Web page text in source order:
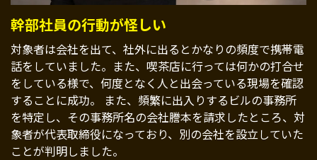
幹部社員の行動が怪しい
対象者は会社を出て、社外に出るとかなりの頻度で携帯電
話をしていました。また、喫茶店に行っては何かの打合せ
をしている様で、何度となく人と出会っている現場を確認
することに成功。 また、頻繁に出入りするビルの事務所
を特定し、その事務所名の会社謄本を請求したところ、対
象者が代表取締役になっており、別の会社を設立していた
ことが判明しました。